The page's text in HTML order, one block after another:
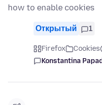
how to enable cookies
Открытый 1
Firefox Cookies
Konstantina